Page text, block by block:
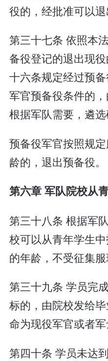
役的，经批准可以退
第三十七条 依照本
备役登记的退出现
十六条规定经过预
军官预备役条件的
根据军队需要，遴选
预备役军官按照规
龄的，退出预备役。
第六章 军队院校从
第三十八条 根据军
校可以从青年学生
的年龄，不受征集服
第三十九条 学员完
标的，由院校发给
命为现役军官或者军
第四十条 学员未达